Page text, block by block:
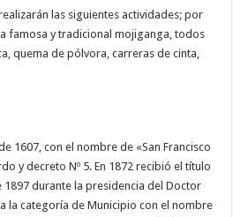
las siguientes actividades; por
famosa y tradicional mojiganga, todos
quema de pólvora, carreras de cinta,
1607, con el nombre de «San Francisco
y decreto Nº 5. En 1872 recibió el título
1897 durante la presidencia del Doctor
la categoría de Municipio con el nombre